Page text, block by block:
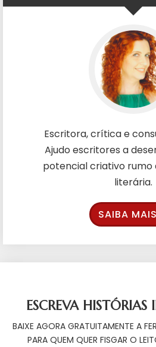
Escritora, crítica e
Ajudo escritores a
potencial criativo rumo
literária.
SAIBA MAIS
ESCREVA HISTÓRIAS
BAIXE AGORA GRATUITAMENTE A
PARA QUEM QUER FISGAR O